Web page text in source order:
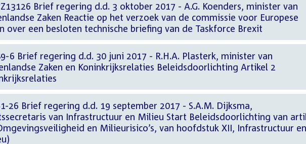
Brief regering d.d. 3 oktober 2017 - A.G. Koenders, minister van
Zaken Reactie op het verzoek van de commissie voor Europese
over een besloten technische briefing van de Taskforce Brexit
6 Brief regering d.d. 30 juni 2017 - R.H.A. Plasterk, minister van
Zaken en Koninkrijksrelaties Beleidsdoorlichting Artikel 2
26 Brief regering d.d. 19 september 2017 - S.A.M. Dijksma,
van Infrastructuur en Milieu Start Beleidsdoorlichting van
en Milieurisico’s, van hoofdstuk XII, Infrastructuur en